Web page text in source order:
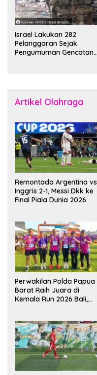
Israel Lakukan 282
Pelanggaran Sejak
Pengumuman Gencatan
Artikel Olahraga
Remontada Argentina vs
Inggris 2-1, Messi Dkk ke
Final Piala Dunia 2026
Perwakilan Polda Papua
Barat Raih Juara di
Kemala Run 2026 Bali,